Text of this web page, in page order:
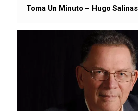
Toma Un Minuto – Hugo Salinas